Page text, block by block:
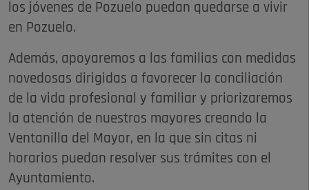
los jóvenes de Pozuelo puedan quedarse a vivir
en Pozuelo.
Además, apoyaremos a las familias con medidas
novedosas dirigidas a favorecer la conciliación
de la vida profesional y familiar y priorizaremos
la atención de nuestros mayores creando la
Ventanilla del Mayor, en la que sin citas ni
horarios puedan resolver sus trámites con el
Ayuntamiento.